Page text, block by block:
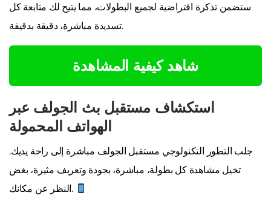
ستضمن تذكرة افتراضية لجميع البطولات، مما يتيح لك متابعة كل
تسديدة مباشرة، دقيقة بدقيقة.
شاهد كيفية المشاهدة
استكشاف مستقبل بث الجولف عبر
الهواتف المحمولة
جلب التطور التكنولوجي مستقبل الجولف مباشرة إلى راحة يديك.
تخيل مشاهدة كل بطولة، مباشرة، بجودة وتعريف مثيرة، بغض
النظر عن مكانك.